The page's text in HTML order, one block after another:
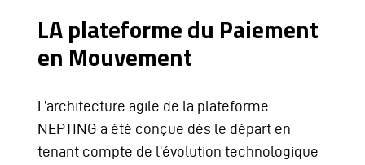
LA plateforme du Paiement
en Mouvement
L’architecture agile de la plateforme
NEPTING a été conçue dès le départ en
tenant compte de l’évolution technologique